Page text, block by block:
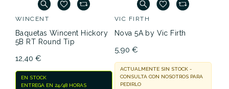
WINCENT
Baquetas Wincent Hickory
5B RT Round Tip
12,40 €
EN STOCK
ENTREGA EN 24/48 HORAS
VIC FIRTH
Nova 5A by Vic Firth
5,90 €
ACTUALMENTE SIN STOCK -
CONSULTA CON NOSOTROS PARA
PEDIRLO